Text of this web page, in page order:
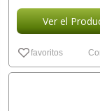
Ver el
favoritos